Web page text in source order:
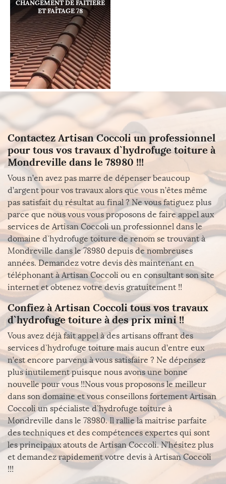
CHANGEMENT DE FAÎTIÈRE
ET FAÎTAGE 78
Contactez Artisan Coccoli un professionnel
pour tous vos travaux d`hydrofuge toiture à
Mondreville dans le 78980 !!!
Vous n’en avez pas marre de dépenser beaucoup
d’argent pour vos travaux alors que vous n’êtes même
pas satisfait du résultat au final ? Ne vous fatiguez plus
parce que nous vous vous proposons de faire appel aux
services de Artisan Coccoli un professionnel dans le
domaine d`hydrofuge toiture de renom se trouvant à
Mondreville dans le 78980 depuis de nombreuses
années. Demandez votre devis dès maintenant en
téléphonant à Artisan Coccoli ou en consultant son site
internet et obtenez votre devis gratuitement !!
Confiez à Artisan Coccoli tous vos travaux
d`hydrofuge toiture à des prix mini !!
Vous avez déjà fait appel à des artisans offrant des
services d`hydrofuge toiture mais aucun d’entre eux
n’est encore parvenu à vous satisfaire ? Ne dépensez
plus inutilement puisque nous avons une bonne
nouvelle pour vous !!Nous vous proposons le meilleur
dans son domaine et vous conseillons fortement Artisan
Coccoli un spécialiste d`hydrofuge toiture à
Mondreville dans le 78980. Il rallie la maitrise parfaite
des techniques et des compétences expertes qui sont
les principaux atouts de Artisan Coccoli. N’hésitez plus
et demandez rapidement votre devis à Artisan Coccoli
!!!